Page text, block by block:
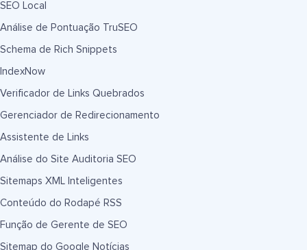
SEO Local
Análise de Pontuação TruSEO
Schema de Rich Snippets
IndexNow
Verificador de Links Quebrados
Gerenciador de Redirecionamento
Assistente de Links
Análise do Site Auditoria SEO
Sitemaps XML Inteligentes
Conteúdo do Rodapé RSS
Função de Gerente de SEO
Sitemap do Google Notícias